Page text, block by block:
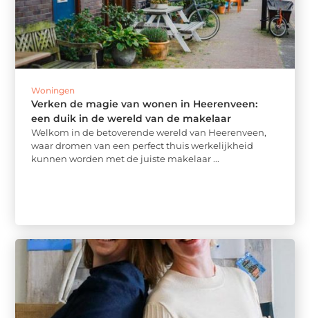
Woningen
Verken de magie van wonen in Heerenveen:
een duik in de wereld van de makelaar
Welkom in de betoverende wereld van Heerenveen,
waar dromen van een perfect thuis werkelijkheid
kunnen worden met de juiste makelaar ...